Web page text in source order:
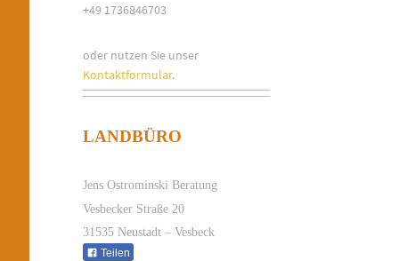
+49 1736846703
oder nutzen Sie unser
Kontaktformular.
LANDBÜRO
Jens Ostrominski Beratung
Vesbecker Straße 20
31535 Neustadt – Vesbeck
Teilen